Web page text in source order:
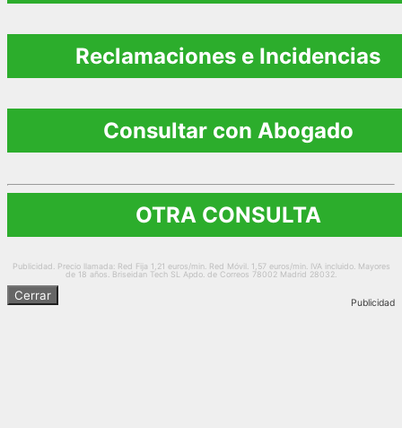
Reclamaciones e Incidencias
Consultar con Abogado
OTRA CONSULTA
Publicidad. Precio llamada: Red Fija 1,21 euros/min. Red Móvil. 1,57 euros/min. IVA incluido. Mayores
de 18 años. Briseidan Tech SL Apdo. de Correos 78002 Madrid 28032.
Publicidad
Cerrar